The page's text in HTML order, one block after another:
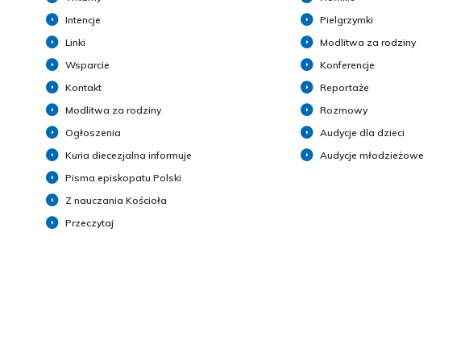
Intencje
Linki
Wsparcie
Kontakt
Modlitwa za rodziny
Ogłoszenia
Kuria diecezjalna informuje
Pisma episkopatu Polski
Z nauczania Kościoła
Przeczytaj
Pielgrzymki
Modlitwa za rodziny
Konferencje
Reportaże
Rozmowy
Audycje dla dzieci
Audycje młodzieżowe